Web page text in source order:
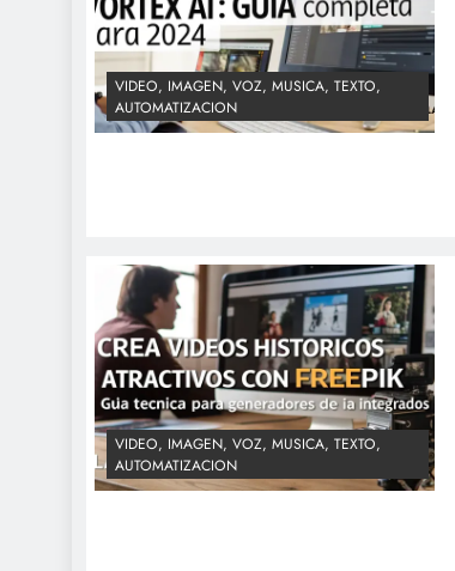
VIDEO, IMAGEN, VOZ, MUSICA, TEXTO,
AUTOMATIZACION
VIDEO, IMAGEN, VOZ, MUSICA, TEXTO,
AUTOMATIZACION